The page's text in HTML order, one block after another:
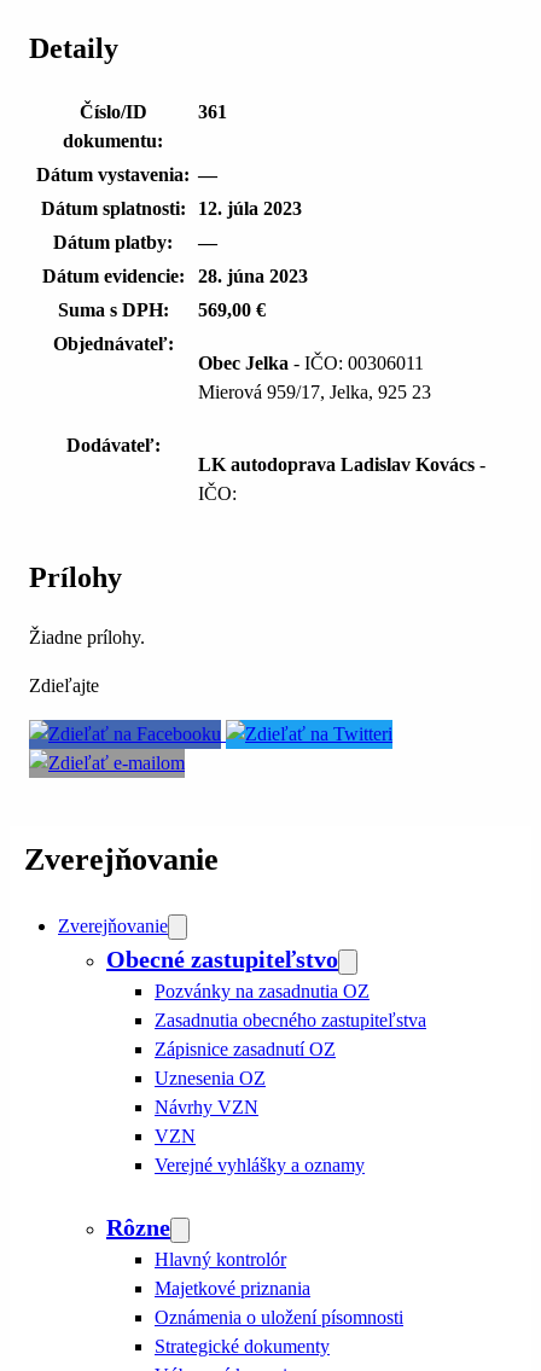
Detaily
Číslo/ID
dokumentu:
361
Dátum vystavenia: —
Dátum splatnosti:
12. júla 2023
Dátum platby:
—
Dátum evidencie:
28. júna 2023
Suma s DPH:
569,00 €
Objednávateľ:
Obec Jelka - IČO: 00306011
Mierová 959/17, Jelka, 925 23
Dodávateľ:
LK autodoprava Ladislav Kovács -
IČO:
Prílohy
Žiadne prílohy.
Zdieľajte
Zverejňovanie
Zverejňovanie
Obecné zastupiteľstvo
Pozvánky na zasadnutia OZ
Zasadnutia obecného zastupiteľstva
Zápisnice zasadnutí OZ
Uznesenia OZ
Návrhy VZN
VZN
Verejné vyhlášky a oznamy
Rôzne
Hlavný kontrolór
Majetkové priznania
Oznámenia o uložení písomnosti
Strategické dokumenty